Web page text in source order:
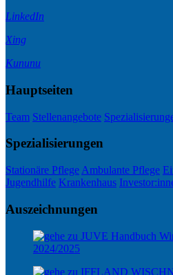
LinkedIn
Xing
Kununu
Hauptseiten
Team Stellenangebote
Spezialisierungen
Stationäre Pflege Ambulante Pflege
Jugendhilfe Krankenhaus
Auszeichnungen